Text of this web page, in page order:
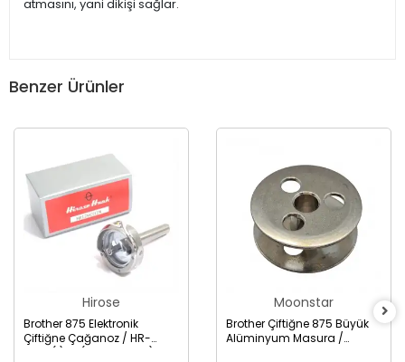
atmasını, yani dikişi sağlar.
Benzer Ürünler
Hirose
Brother 875 Elektronik
Çiftiğne Çağanoz / HR-
12MC(1)TR (SA1689-001)
Moonstar
Brother Çiftiğne 875 Büyük
Alüminyum Masura /